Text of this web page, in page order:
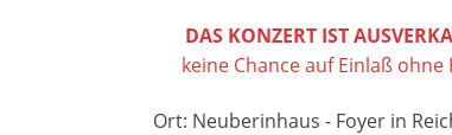
DAS KONZERT IST
keine Chance auf Einlaß ohne
Ort: Neuberinhaus - Foyer in